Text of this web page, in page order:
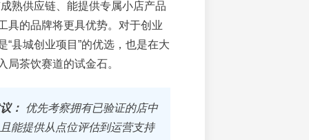
熟供应链、能提供专属小店产品
具的品牌将更具优势。对于创业
“县城创业项目”的优选，也是在大
局茶饮赛道的试金石。
： 优先考察拥有已验证的店中
能提供从点位评估到运营支持